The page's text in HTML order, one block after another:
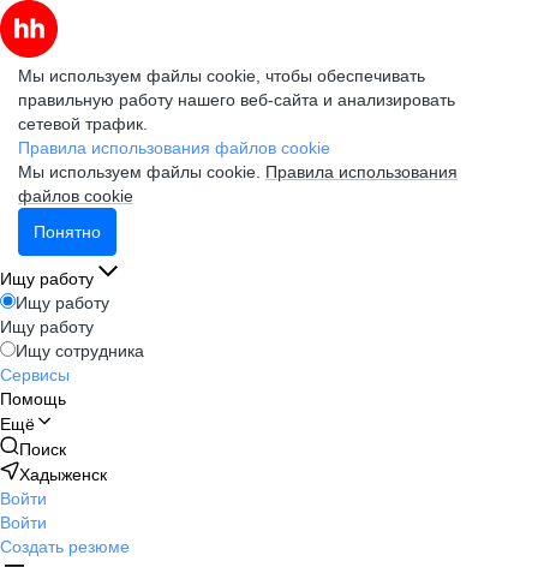
Мы используем файлы cookie, чтобы обеспечивать
правильную работу нашего веб-сайта и анализировать
сетевой трафик.
Правила использования файлов cookie
Мы используем файлы cookie. Правила использования
файлов cookie
Понятно
Ищу работу
Ищу работу
Ищу работу
Ищу сотрудника
Сервисы
Помощь
Ещё
Поиск
Хадыженск
Войти
Войти
Создать резюме